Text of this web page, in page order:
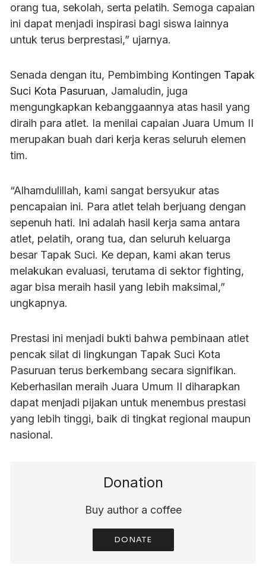
orang tua, sekolah, serta pelatih. Semoga capaian
ini dapat menjadi inspirasi bagi siswa lainnya
untuk terus berprestasi,” ujarnya.
Senada dengan itu, Pembimbing Kontingen Tapak
Suci Kota Pasuruan, Jamaludin, juga
mengungkapkan kebanggaannya atas hasil yang
diraih para atlet. Ia menilai capaian Juara Umum II
merupakan buah dari kerja keras seluruh elemen
tim.
“Alhamdulillah, kami sangat bersyukur atas
pencapaian ini. Para atlet telah berjuang dengan
sepenuh hati. Ini adalah hasil kerja sama antara
atlet, pelatih, orang tua, dan seluruh keluarga
besar Tapak Suci. Ke depan, kami akan terus
melakukan evaluasi, terutama di sektor fighting,
agar bisa meraih hasil yang lebih maksimal,”
ungkapnya.
Prestasi ini menjadi bukti bahwa pembinaan atlet
pencak silat di lingkungan Tapak Suci Kota
Pasuruan terus berkembang secara signifikan.
Keberhasilan meraih Juara Umum II diharapkan
dapat menjadi pijakan untuk menembus prestasi
yang lebih tinggi, baik di tingkat regional maupun
nasional.
Donation
Buy author a coffee
DONATE